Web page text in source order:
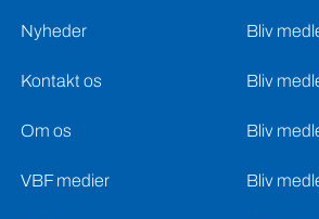
Nyheder
Kontakt os
Om os
VBF medier
Bliv
Bliv
Bliv
Bliv